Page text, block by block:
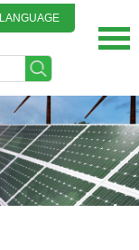
LANGUAGE
DEUTSCH
ITALIANO
FRENCH
GREEK
日本語